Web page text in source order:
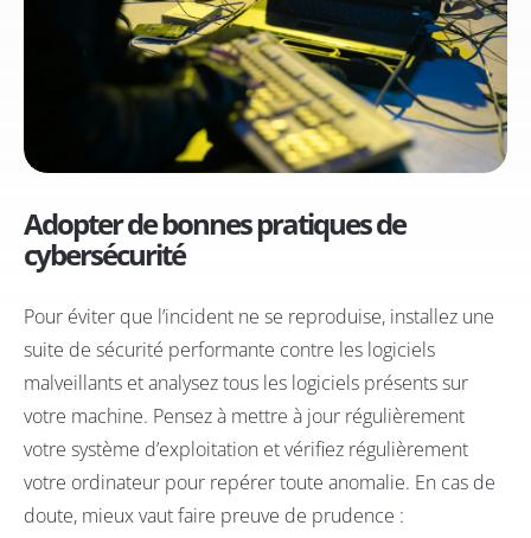
Adopter de bonnes pratiques de
cybersécurité
Pour éviter que l’incident ne se reproduise, installez une
suite de sécurité performante contre les logiciels
malveillants et analysez tous les logiciels présents sur
votre machine. Pensez à mettre à jour régulièrement
votre système d’exploitation et vérifiez régulièrement
votre ordinateur pour repérer toute anomalie. En cas de
doute, mieux vaut faire preuve de prudence :